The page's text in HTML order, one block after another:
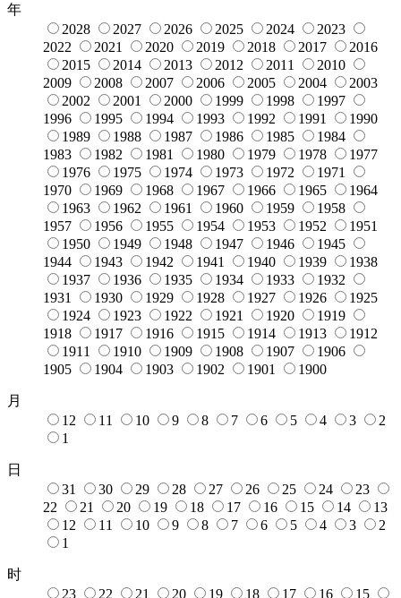
年
2028
2027 2026 2025 2024
2023
2022
2021 2020 2019 2018 2017
2016
2015
2014 2013 2012 2011
2010
2009
2008 2007 2006 2005 2004
2003
2002
2001 2000 1999 1998
1997
1996
1995 1994 1993 1992 1991
1990
1989
1988 1987 1986 1985
1984
1983
1982 1981 1980 1979 1978
1977
1976
1975 1974 1973 1972
1971
1970
1969 1968 1967 1966 1965
1964
1963
1962 1961 1960 1959
1958
1957
1956 1955 1954 1953 1952
1951
1950
1949 1948 1947 1946
1945
1944
1943 1942 1941 1940 1939
1938
1937
1936 1935 1934 1933
1932
1931
1930 1929 1928 1927 1926
1925
1924
1923 1922 1921 1920
1919
1918
1917 1916 1915 1914 1913
1912
1911
1910 1909 1908 1907
1906
1905
1904 1903 1902 1901 1900
月
12
11 10 9 8 7 6 5 4 3
2
1
日
31
30 29 28 27 26 25 24
23
22
21 20 19 18 17 16 15 14
13
12
11 10 9 8 7 6 5 4 3
2
1
时
23
22 21 20 19 18 17 16
15